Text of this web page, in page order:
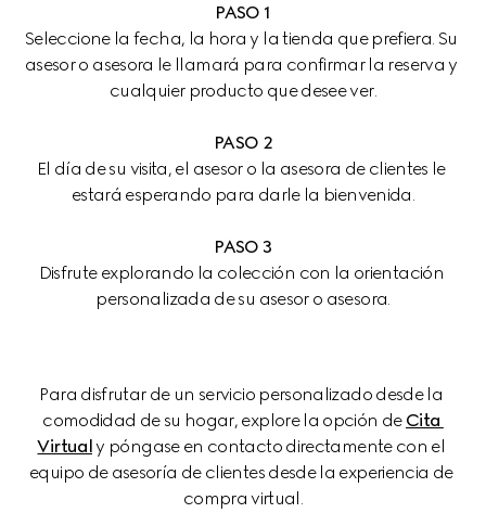
PASO 1
Seleccione la fecha, la hora y la tienda que prefiera. Su
asesor o asesora le llamará para confirmar la reserva y
cualquier producto que desee ver.
PASO 2
El día de su visita, el asesor o la asesora de clientes le
estará esperando para darle la bienvenida.
PASO 3
Disfrute explorando la colección con la orientación
personalizada de su asesor o asesora.
Para disfrutar de un servicio personalizado desde la
comodidad de su hogar, explore la opción de Cita
Virtual y póngase en contacto directamente con el
equipo de asesoría de clientes desde la experiencia de
compra virtual.